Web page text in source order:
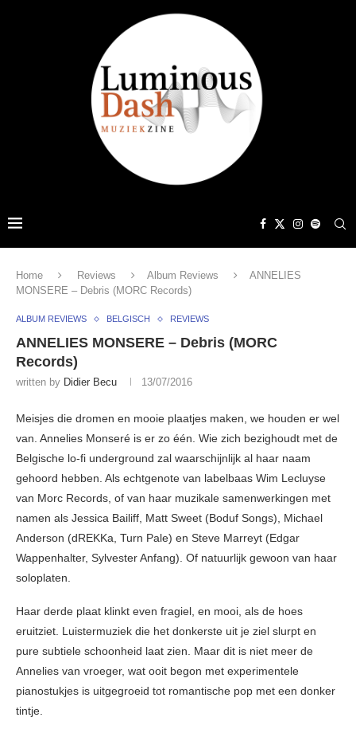
Home Reviews Album Reviews
ANNELIES
MONSERE – Debris (MORC Records)
ALBUM REVIEWS BELGISCH REVIEWS
ANNELIES MONSERE – Debris (MORC
Records)
written by Didier Becu 13/07/2016
Meisjes die dromen en mooie plaatjes maken, we houden er wel
van. Annelies Monseré is er zo één. Wie zich bezighoudt met de
Belgische lo-fi underground zal waarschijnlijk al haar naam
gehoord hebben. Als echtgenote van labelbaas Wim Lecluyse
van Morc Records, of van haar muzikale samenwerkingen met
namen als Jessica Bailiff, Matt Sweet (Boduf Songs), Michael
Anderson (dREKKa, Turn Pale) en Steve Marreyt (Edgar
Wappenhalter, Sylvester Anfang). Of natuurlijk gewoon van haar
soloplaten.
Haar derde plaat klinkt even fragiel, en mooi, als de hoes
eruitziet. Luistermuziek die het donkerste uit je ziel slurpt en
pure subtiele schoonheid laat zien. Maar dit is niet meer de
Annelies van vroeger, wat ooit begon met experimentele
pianostukjes is uitgegroeid tot romantische pop met een donker
tintje.